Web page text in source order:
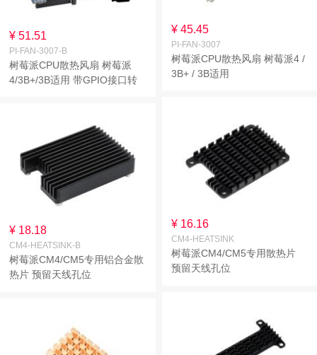
¥ 45.45
PI-FAN-3007
树莓派CPU散热风扇 树莓派4 /
3B+ / 3B适用
¥ 51.51
PI-FAN-3007-B
树莓派CPU散热风扇 树莓派
4/3B+/3B适用 带GPIO接口转
¥ 16.16
CM4-HEATSINK
树莓派CM4/CM5专用散热片
预留天线孔位
¥ 18.18
CM4-HEATSINK-B
树莓派CM4/CM5专用铝合金散
热片 预留天线孔位